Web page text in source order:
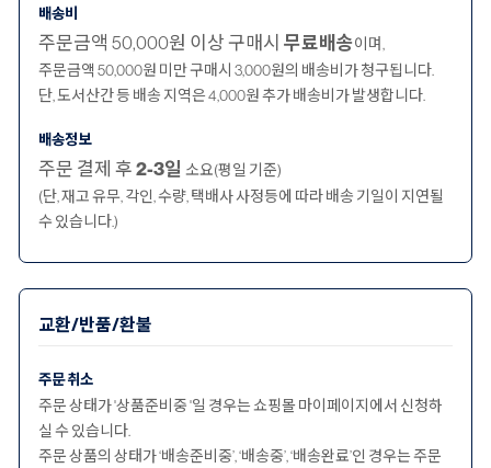
배송비
주문금액 50,000원 이상 구매시 무료배송이며,
주문금액 50,000원 미만 구매시 3,000원의 배송비가 청구됩니다.
단, 도서산간 등 배송 지역은 4,000원 추가 배송비가 발생합니다.
배송정보
주문 결제 후 2-3일 소요(평일 기준)
(단, 재고 유무, 각인, 수량, 택배사 사정등에 따라 배송 기일이 지연될
수 있습니다.)
교환/반품/환불
주문 취소
주문 상태가 '상품준비중 '일 경우는 쇼핑몰 마이페이지에서 신청하
실 수 있습니다.
주문 상품의 상태가 ‘배송준비중’, ‘배송중’, ‘배송완료’인 경우는 주문